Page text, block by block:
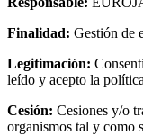
Finalidad: Gestión de
Legitimación:
leído y acepto la
Cesión: Cesiones y/o
organismos tal y como